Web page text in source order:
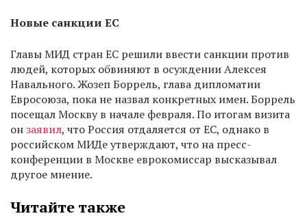
Новые санкции ЕС
Главы МИД стран ЕС решили ввести санкции против
людей, которых обвиняют в осуждении Алексея
Навального. Жозеп Боррель, глава дипломатии
Евросоюза, пока не назвал конкретных имен. Боррель
посещал Москву в начале февраля. По итогам визита
онзаявил, что Россия отдаляется от ЕС, однако в
российском МИДе утверждают, что на пресс-
конференции в Москве еврокомиссар высказывал
другое мнение.
Читайте также